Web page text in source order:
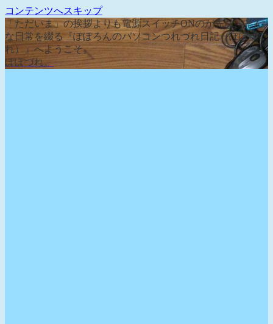
コンテンツへスキップ
「ただいま」の挨拶よりも電源スイッチONのが先な、そん
な日常を綴る『ぽぽろんのパソコンつれづれ日記（ぽぽづ
れ）』へようこそ。
ぽぽづれ。